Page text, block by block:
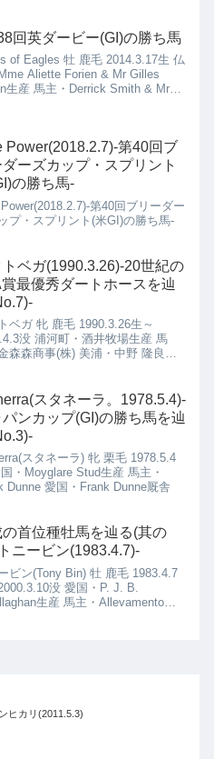
回英ダービー(GI)の勝ち馬
of Eagles 牡 鹿毛 2014.3.17生 仏
Aliette Forien & Mr Gilles
生産 馬主・Derrick Smith & Mrs
Power(2018.2.7)-第40回ブ
ダーズカップ・スプリント
の勝ち馬-
第40回ブリーダー
プ・スプリント(米GI)の勝ち馬-
トベガ(1990.3.26)-20世紀の
最優秀ダートホースを辿
ベガ 牝 鹿毛 1990.3.26生～
没 浦河町・酒井牧場生産 馬
森森商事(株) 美浦・中野 隆良厩
スタネーラ。1978.5.4)-
パンカップ(GI)の勝ち馬を辿
スタネーラ) 牝 栗毛 1978.5.4
・Moyglare Stud生産 馬主・
Dunne 愛国・Frank Dunne厩舎
の首位種牡馬を辿る(其の
ニービン(1983.4.7)-
ビン(Tony Bin) 牡 鹿毛 1983.4.7
没 愛国・P. J. B.
生産 馬主・Allevamento
ヒカリ(2011.5.3)